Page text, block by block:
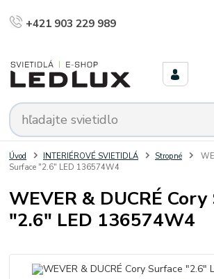
+421 903 229 989
Úvod INTERIÉROVÉ SVIETIDLÁ Stropné
Surface "2.6" LED 136574W4
WEVER & DUCRÉ
"2.6" LED 136574W4